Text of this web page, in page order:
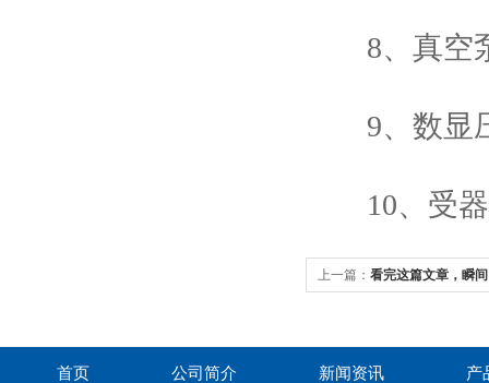
8、真空泵
9、数显压
10、受器
上一篇： 看完这篇文章，瞬
首页 公司简介 新闻资讯 产